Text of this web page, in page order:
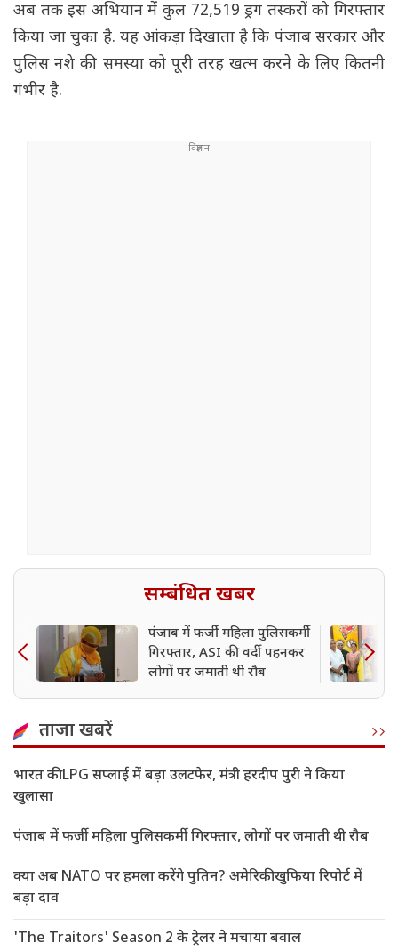
अब तक इस अभियान में कुल 72,519 ड्रग तस्करों को गिरफ्तार
किया जा चुका है. यह आंकड़ा दिखाता है कि पंजाब सरकार और
पुलिस नशे की समस्या को पूरी तरह खत्म करने के लिए कितनी
गंभीर है.
सम्बंधित खबर
पंजाब में फर्जी महिला पुलिसकर्मी
गिरफ्तार, ASI की वर्दी पहनकर
लोगों पर जमाती थी रौब
ताजा खबरें
भारत की LPG सप्लाई में बड़ा उलटफेर, मंत्री हरदीप पुरी ने किया
खुलासा
पंजाब में फर्जी महिला पुलिसकर्मी गिरफ्तार, लोगों पर जमाती थी रौब
क्या अब NATO पर हमला करेंगे पुतिन? अमेरिकी खुफिया रिपोर्ट में
बड़ा दाव
'The Traitors' Season 2 के ट्रेलर ने मचाया बवाल